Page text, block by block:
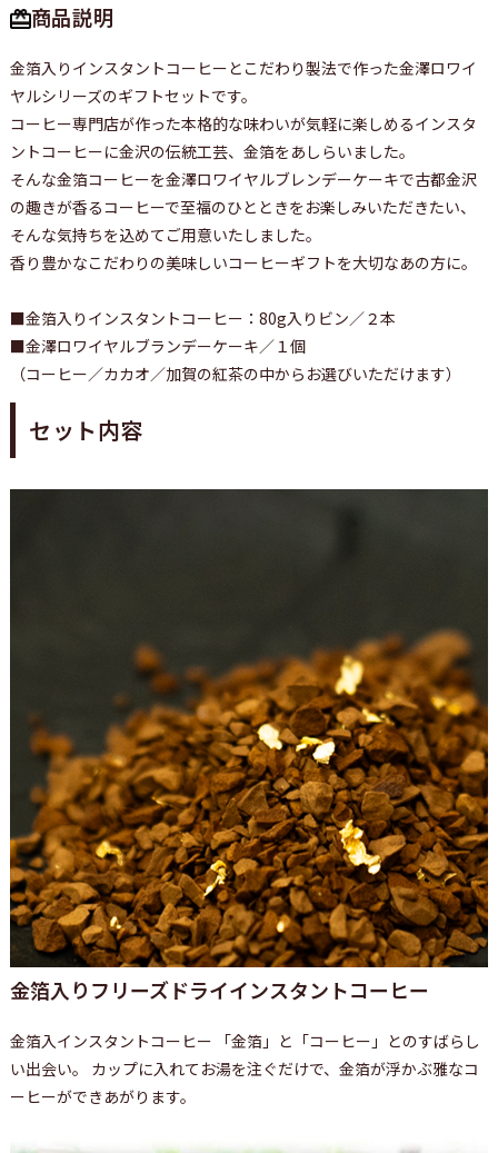
商品説明
金箔入りインスタントコーヒーとこだわり製法で作った金澤ロワイ
ヤルシリーズのギフトセットです。
コーヒー専門店が作った本格的な味わいが気軽に楽しめるインスタ
ントコーヒーに金沢の伝統工芸、金箔をあしらいました。
そんな金箔コーヒーを金澤ロワイヤルブレンデーケーキで古都金沢
の趣きが香るコーヒーで至福のひとときをお楽しみいただきたい、
そんな気持ちを込めてご用意いたしました。
香り豊かなこだわりの美味しいコーヒーギフトを大切なあの方に。
■金箔入りインスタントコーヒー：80g入りビン／２本
■金澤ロワイヤルブランデーケーキ／１個
（コーヒー／カカオ／加賀の紅茶の中からお選びいただけます）
セット内容
金箔入りフリーズドライインスタントコーヒー
金箔入インスタントコーヒー 「金箔」と「コーヒー」とのすばらし
い出会い。 カップに入れてお湯を注ぐだけで、金箔が浮かぶ雅なコ
ーヒーができあがります。